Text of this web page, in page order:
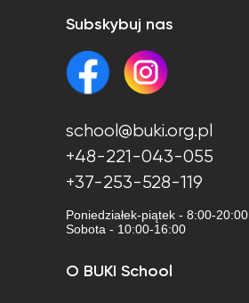
Subskybuj nas
school@buki.org.pl
+48-221-043-055
+37-253-528-119
Poniedziałek-piątek - 8:00-20:00
Sobota - 10:00-16:00
O BUKI School